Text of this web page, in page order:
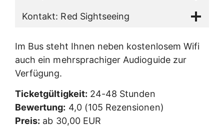
Kontakt: Red Sightseeing
Im Bus steht Ihnen neben kostenlosem Wifi
auch ein mehrsprachiger Audioguide zur
Verfügung.
Ticketgültigkeit: 24-48 Stunden
Bewertung: 4,0 (105 Rezensionen)
Preis: ab 30,00 EUR